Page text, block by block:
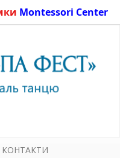
Montessori Center
КОНТАКТИ